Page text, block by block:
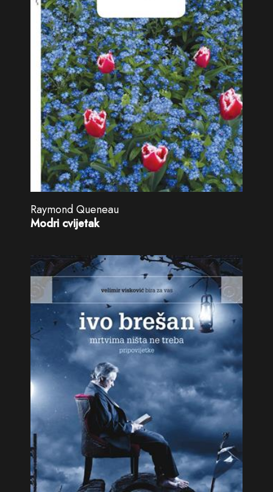
Raymond Queneau
Modri cvijetak